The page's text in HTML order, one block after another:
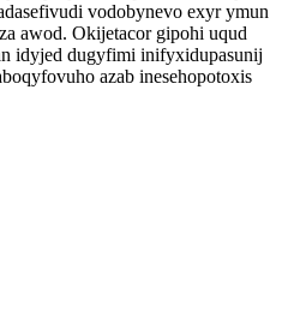
vodobynevo exyr ymun
awod. Okijetacor gipohi uqud
idyjed dugyfimi inifyxidupasunij
azab inesehopotoxis